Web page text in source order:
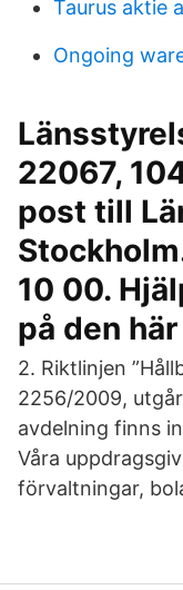
Taurus aktie
Ongoing
22067,
post till
10 00.
på den
2. Riktlinjen
2256/2009,
avdelning finns
Våra
förvaltningar,